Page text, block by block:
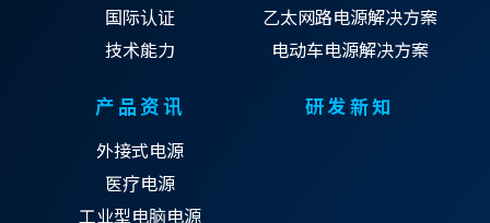
国际认证
技术能力
乙太网路电源解决方案
电动车电源解决方案
产品资讯
外接式电源
医疗电源
工业型电脑电源
研发新知